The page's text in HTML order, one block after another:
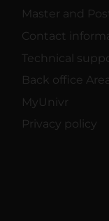
Master and
Contact
Technical
Back office
MyUnivr
Privacy policy